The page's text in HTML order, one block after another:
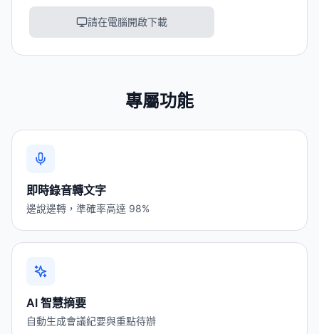
請在電腦開啟下載
專屬功能
即時錄音轉文字
邊說邊轉，準確率高達 98%
AI 智慧摘要
自動生成會議紀要與重點待辦